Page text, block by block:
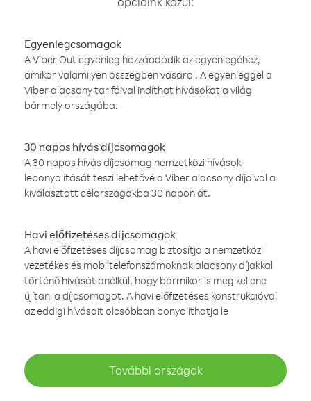
Egyenlegcsomagok
A Viber Out egyenleg hozzáadódik az egyenlegéhez,
amikor valamilyen összegben vásárol. A egyenleggel a
Viber alacsony tarifáival indíthat hívásokat a világ
bármely országába.
30 napos hívás díjcsomagok
A 30 napos hívás díjcsomag nemzetközi hívások
lebonyolítását teszi lehetővé a Viber alacsony díjaival a
kiválasztott célországokba 30 napon át.
Havi előfizetéses díjcsomagok
A havi előfizetéses díjcsomag biztosítja a nemzetközi
vezetékes és mobiltelefonszámoknak alacsony díjakkal
történő hívását anélkül, hogy bármikor is meg kellene
újítani a díjcsomagot. A havi előfizetéses konstrukcióval
az eddigi hívásait olcsóbban bonyolíthatja le
További országok